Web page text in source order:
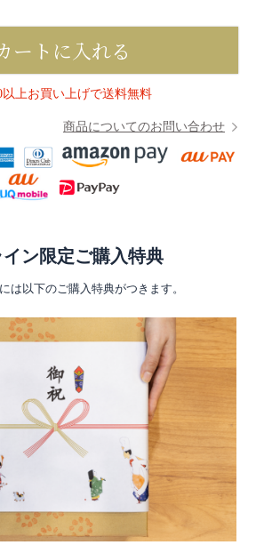
ートに入れる
以上お買い上げで送料無料
商品についてのお問い合わせ
ン限定ご購入特典
は以下のご購入特典がつきます。